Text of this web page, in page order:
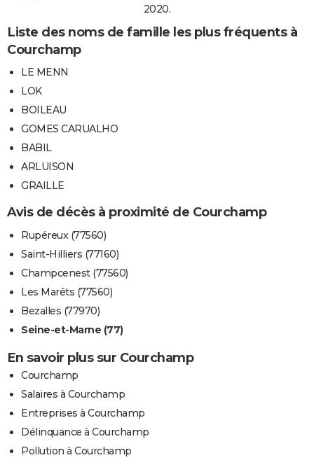
2020.
Liste des noms de famille les plus fréquents à
Courchamp
LE MENN
LOK
BOILEAU
GOMES CARUALHO
BABIL
ARLUISON
GRAILLE
Avis de décès à proximité de Courchamp
Rupéreux (77560)
Saint-Hilliers (77160)
Champcenest (77560)
Les Marêts (77560)
Bezalles (77970)
Seine-et-Marne (77)
En savoir plus sur Courchamp
Courchamp
Salaires à Courchamp
Entreprises à Courchamp
Délinquance à Courchamp
Pollution à Courchamp